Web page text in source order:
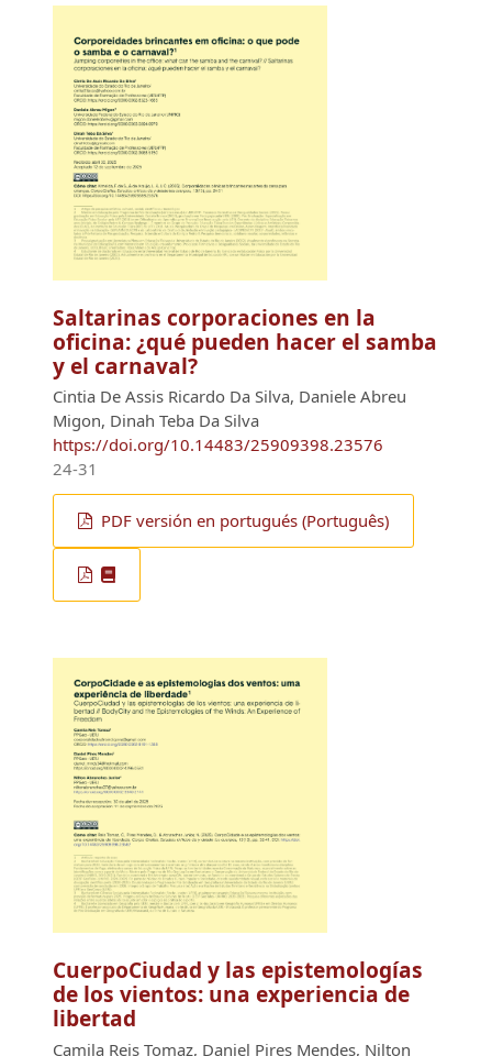
Saltarinas corporaciones en la
oficina: ¿qué pueden hacer el samba
y el carnaval?
Cintia De Assis Ricardo Da Silva, Daniele Abreu
Migon, Dinah Teba Da Silva
https://doi.org/10.14483/25909398.23576
CuerpoCiudad y las epistemologías
de los vientos: una experiencia de
libertad